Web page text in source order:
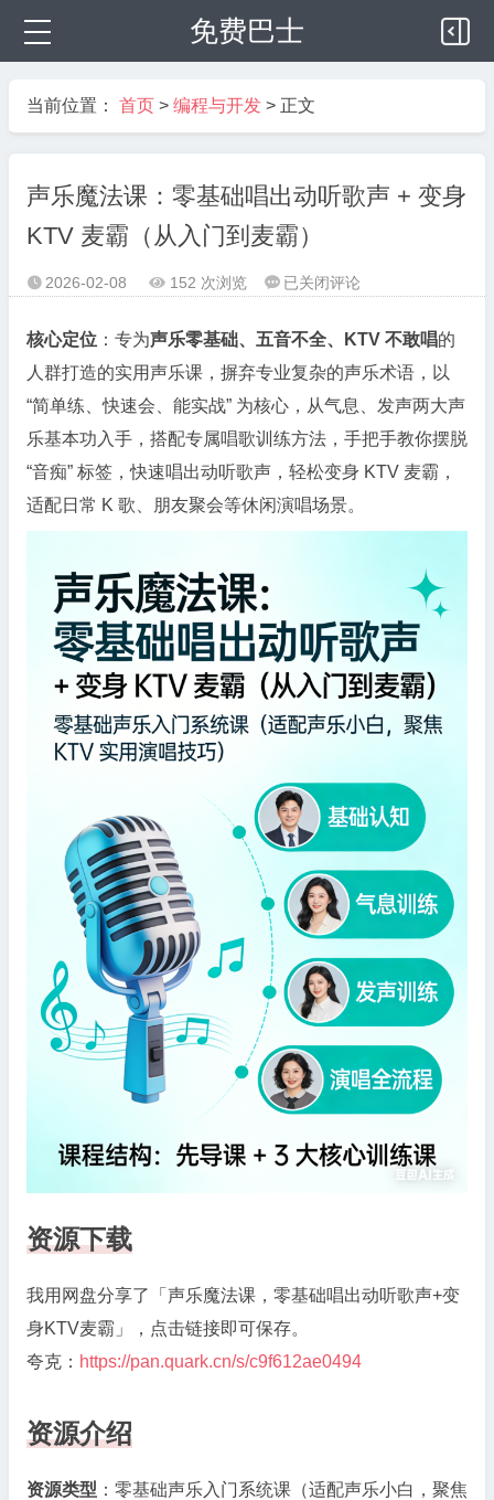
免费巴士
当前位置： 首页 > 编程与开发 > 正文
声乐魔法课：零基础唱出动听歌声 + 变身
KTV 麦霸（从入门到麦霸）
 2026-02-08  152 次浏览  声
魔
法
零
基
础
唱
声
+
变
KTV
霸
（从
入
到
麦
霸）
已关闭评论
核心定位 ：专为声乐零基础、五音不全、KTV 不敢唱的
人群打造的实用声乐课，摒弃专业复杂的声乐术语，以
“简单练、快速会、能实战” 为核心，从气息、发声两大声
乐基本功入手，搭配专属唱歌训练方法，手把手教你摆脱
“音痴” 标签，快速唱出动听歌声，轻松变身 KTV 麦霸，
适配日常 K 歌、朋友聚会等休闲演唱场景。
资源下载
我用网盘分享了「声乐魔法课，零基础唱出动听歌声+变
身KTV麦霸」，点击链接即可保存。
夸克： https://pan.quark.cn/s/c9f612ae0494
资源介绍
资源类型 ：零基础声乐入门系统课（适配声乐小白，聚焦